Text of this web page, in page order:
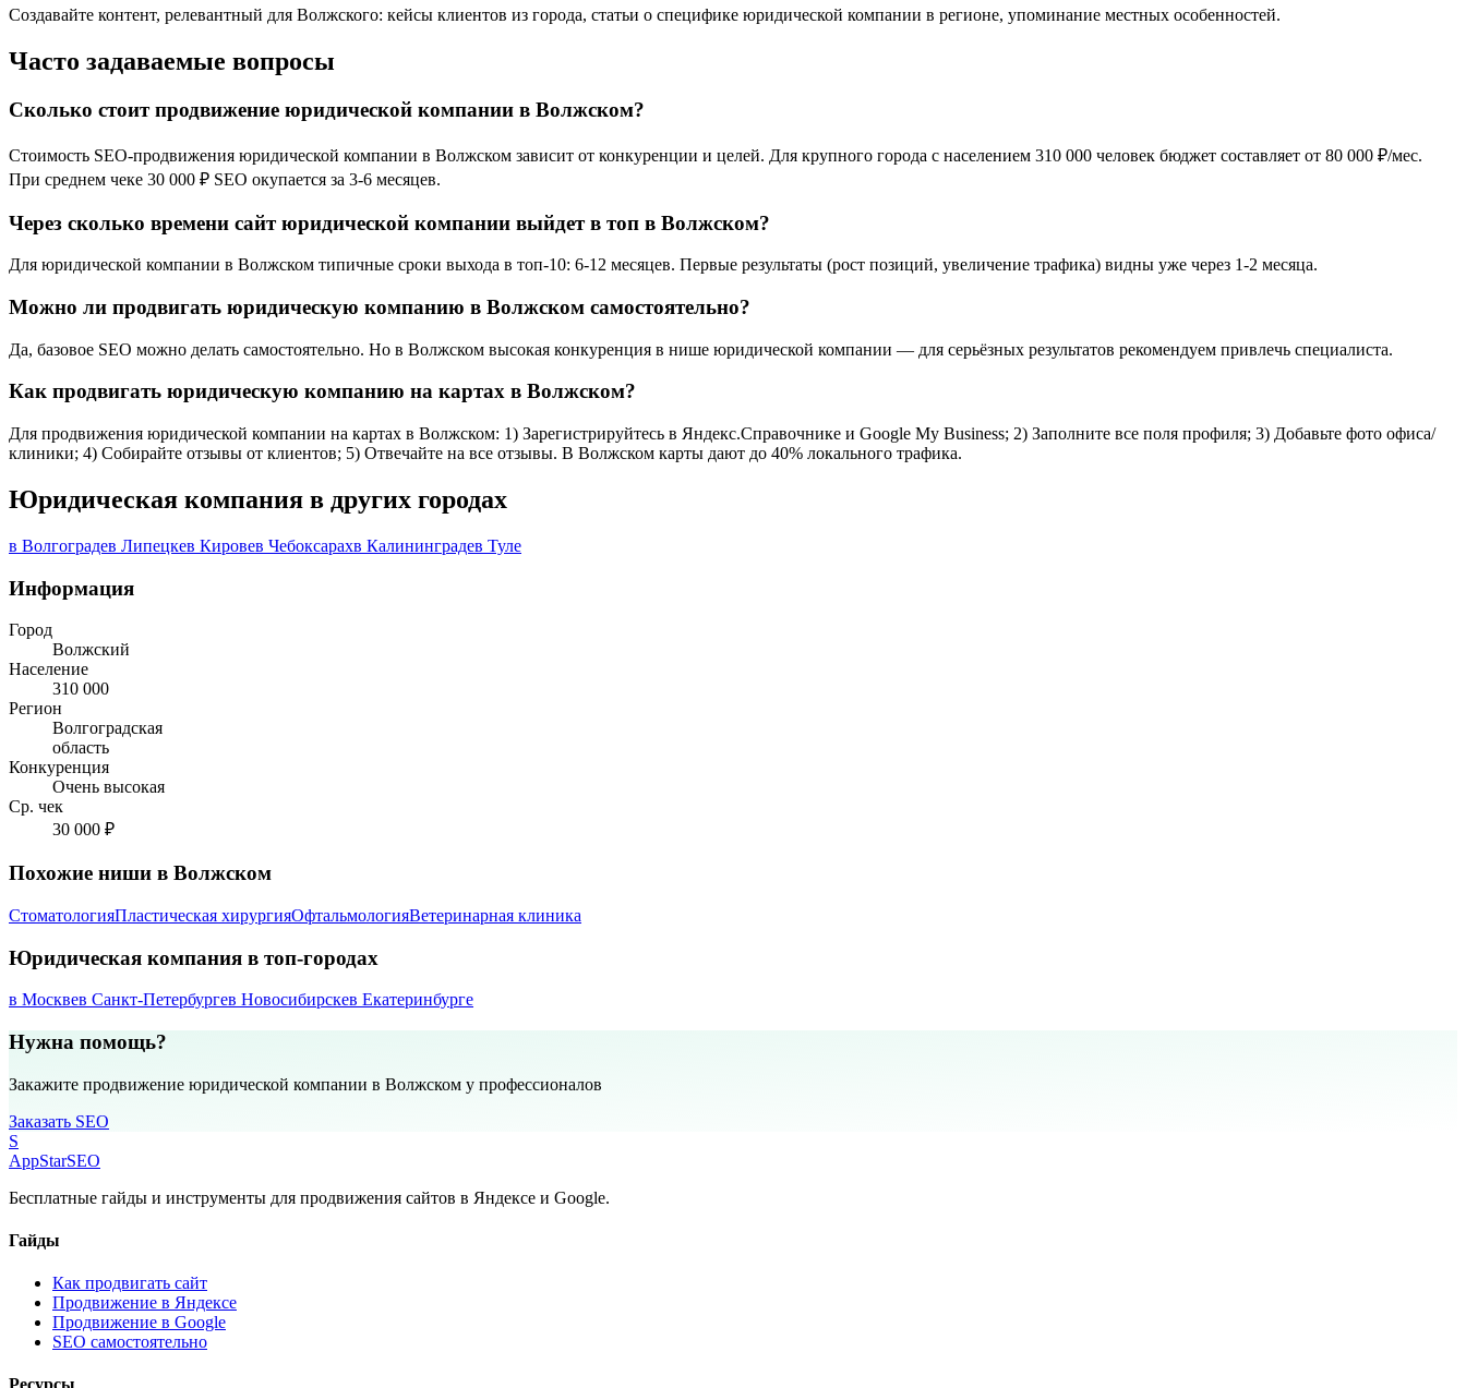
Создавайте контент, релевантный для Волжского: кейсы клиентов из города, статьи о специфике юридической компании в регионе, упоминание местных особенностей.
Часто задаваемые вопросы
Сколько стоит продвижение юридической компании в Волжском?
Стоимость SEO-продвижения юридической компании в Волжском зависит от конкуренции и целей. Для крупного города с населением 310 000 человек бюджет составляет от 80 000 ₽/мес.
При среднем чеке 30 000 ₽ SEO окупается за 3-6 месяцев.
Через сколько времени сайт юридической компании выйдет в топ в Волжском?
Для юридической компании в Волжском типичные сроки выхода в топ-10: 6-12 месяцев. Первые результаты (рост позиций, увеличение трафика) видны уже через 1-2 месяца.
Можно ли продвигать юридическую компанию в Волжском самостоятельно?
Да, базовое SEO можно делать самостоятельно. Но в Волжском высокая конкуренция в нише юридической компании — для серьёзных результатов рекомендуем привлечь специалиста.
Как продвигать юридическую компанию на картах в Волжском?
Для продвижения юридической компании на картах в Волжском: 1) Зарегистрируйтесь в Яндекс.Справочнике и Google My Business; 2) Заполните все поля профиля; 3) Добавьте фото офиса/
клиники; 4) Собирайте отзывы от клиентов; 5) Отвечайте на все отзывы. В Волжском карты дают до 40% локального трафика.
Юридическая компания в других городах
в Волгоградев Липецкев Кировев Чебоксарахв Калининградев Туле
Информация
Город
Волжский
Население
310 000
Регион
Волгоградская
область
Конкуренция
Очень высокая
Ср. чек
30 000 ₽
Похожие ниши в Волжском
СтоматологияПластическая хирургияОфтальмологияВетеринарная клиника
Юридическая компания в топ-городах
в Москвев Санкт-Петербургев Новосибирскев Екатеринбурге
Нужна помощь?
Закажите продвижение юридической компании в Волжском у профессионалов
Заказать SEO
S
AppStarSEO
Бесплатные гайды и инструменты для продвижения сайтов в Яндексе и Google.
Гайды
Как продвигать сайт
Продвижение в Яндексе
Продвижение в Google
SEO самостоятельно